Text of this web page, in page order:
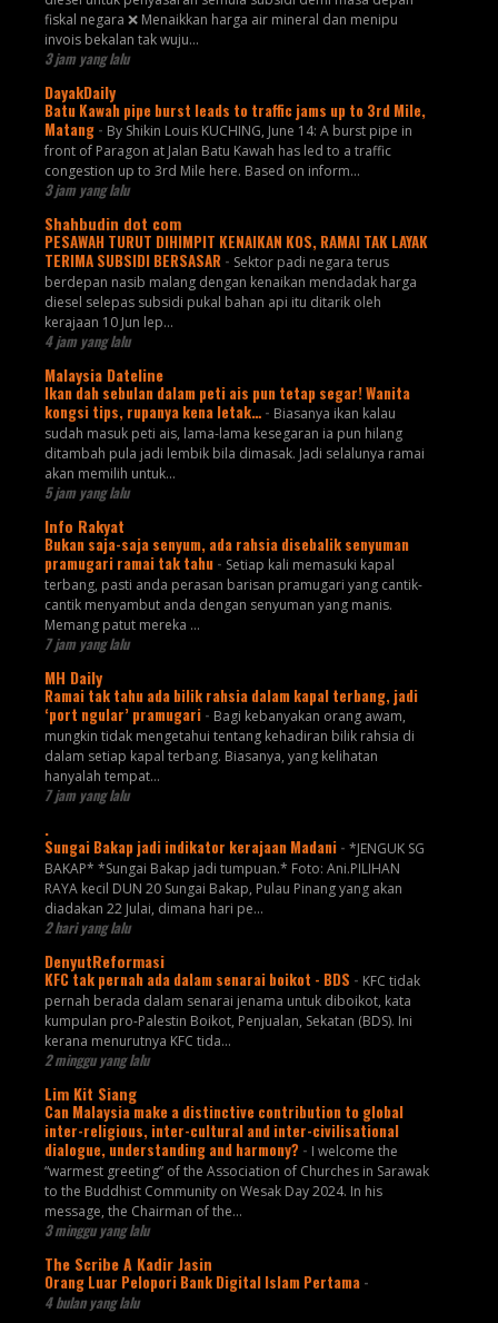
fiskal negara ❌ Menaikkan harga air mineral dan menipu
invois bekalan tak wuju...
3 jam yang lalu
DayakDaily
Batu Kawah pipe burst leads to traffic jams up to 3rd Mile,
Matang - By Shikin Louis KUCHING, June 14: A burst pipe in
front of Paragon at Jalan Batu Kawah has led to a traffic
congestion up to 3rd Mile here. Based on inform...
3 jam yang lalu
Shahbudin dot com
PESAWAH TURUT DIHIMPIT KENAIKAN KOS, RAMAI TAK LAYAK
TERIMA SUBSIDI BERSASAR - Sektor padi negara terus
berdepan nasib malang dengan kenaikan mendadak harga
diesel selepas subsidi pukal bahan api itu ditarik oleh
kerajaan 10 Jun lep...
4 jam yang lalu
Malaysia Dateline
Ikan dah sebulan dalam peti ais pun tetap segar! Wanita
kongsi tips, rupanya kena letak… - Biasanya ikan kalau
sudah masuk peti ais, lama-lama kesegaran ia pun hilang
ditambah pula jadi lembik bila dimasak. Jadi selalunya ramai
akan memilih untuk...
5 jam yang lalu
Info Rakyat
Bukan saja-saja senyum, ada rahsia disebalik senyuman
pramugari ramai tak tahu - Setiap kali memasuki kapal
terbang, pasti anda perasan barisan pramugari yang cantik-
cantik menyambut anda dengan senyuman yang manis.
Memang patut mereka ...
7 jam yang lalu
MH Daily
Ramai tak tahu ada bilik rahsia dalam kapal terbang, jadi
‘port ngular’ pramugari - Bagi kebanyakan orang awam,
mungkin tidak mengetahui tentang kehadiran bilik rahsia di
dalam setiap kapal terbang. Biasanya, yang kelihatan
hanyalah tempat...
7 jam yang lalu
.
Sungai Bakap jadi indikator kerajaan Madani - *JENGUK SG
BAKAP* *Sungai Bakap jadi tumpuan.* Foto: Ani.PILIHAN
RAYA kecil DUN 20 Sungai Bakap, Pulau Pinang yang akan
diadakan 22 Julai, dimana hari pe...
2 hari yang lalu
DenyutReformasi
KFC tak pernah ada dalam senarai boikot - BDS - KFC tidak
pernah berada dalam senarai jenama untuk diboikot, kata
kumpulan pro-Palestin Boikot, Penjualan, Sekatan (BDS). Ini
kerana menurutnya KFC tida...
2 minggu yang lalu
Lim Kit Siang
Can Malaysia make a distinctive contribution to global
inter-religious, inter-cultural and inter-civilisational
dialogue, understanding and harmony? - I welcome the
“warmest greeting” of the Association of Churches in Sarawak
to the Buddhist Community on Wesak Day 2024. In his
message, the Chairman of the...
3 minggu yang lalu
The Scribe A Kadir Jasin
Orang Luar Pelopori Bank Digital Islam Pertama -
4 bulan yang lalu